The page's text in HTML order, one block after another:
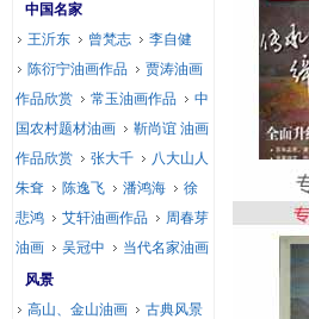
中国名家
王沂东
曾梵志
李自健
陈衍宁油画作品
贾涛油画
作品欣赏
常玉油画作品
中
国农村题材油画
靳尚谊 油画
作品欣赏
张大千
八大山人
朱耷
陈逸飞 潘鸿海
徐
悲鸿
艾轩油画作品
周春芽
油画
吴冠中
当代名家油画
风景
高山、金山油画
古典风景